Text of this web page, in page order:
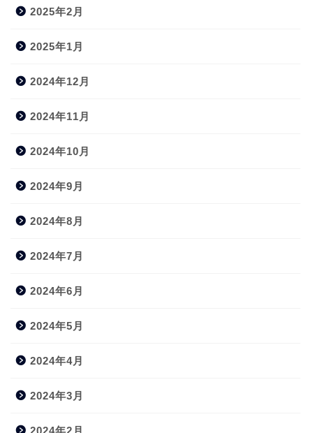
2025年2月
2025年1月
2024年12月
2024年11月
2024年10月
2024年9月
2024年8月
2024年7月
2024年6月
2024年5月
2024年4月
2024年3月
2024年2月